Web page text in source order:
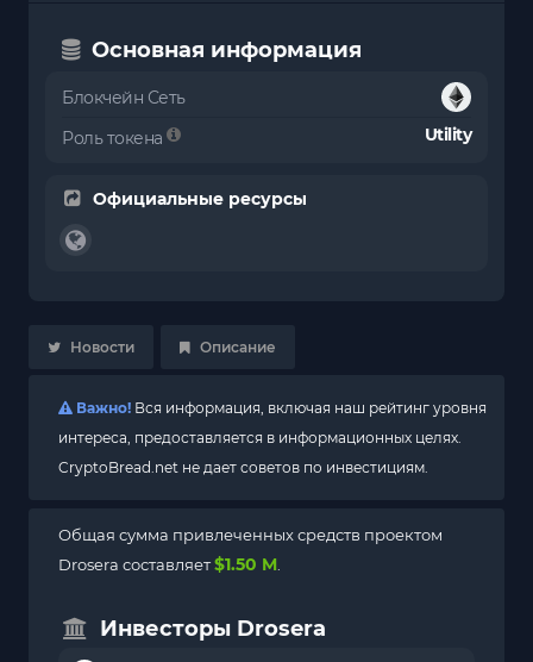
Основная информация
Блокчейн Сеть
Роль токена
Utility
Официальные ресурсы
Новости Описание
Важно! Вся информация, включая наш рейтинг уровня
интереса, предоставляется в информационных целях.
CryptoBread.net не дает советов по инвестициям.
Общая сумма привлеченных средств проектом
Drosera составляет$1.50 M.
Инвесторы Drosera